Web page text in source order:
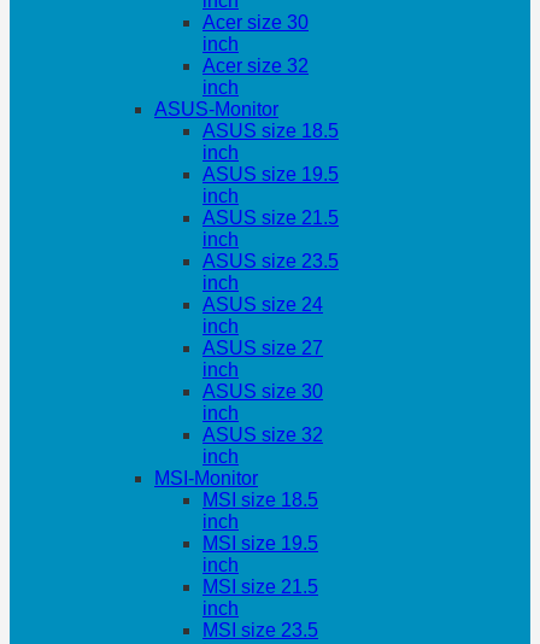
Acer size 30
inch
Acer size 32
inch
ASUS-Monitor
ASUS size 18.5
inch
ASUS size 19.5
inch
ASUS size 21.5
inch
ASUS size 23.5
inch
ASUS size 24
inch
ASUS size 27
inch
ASUS size 30
inch
ASUS size 32
inch
MSI-Monitor
MSI size 18.5
inch
MSI size 19.5
inch
MSI size 21.5
inch
MSI size 23.5